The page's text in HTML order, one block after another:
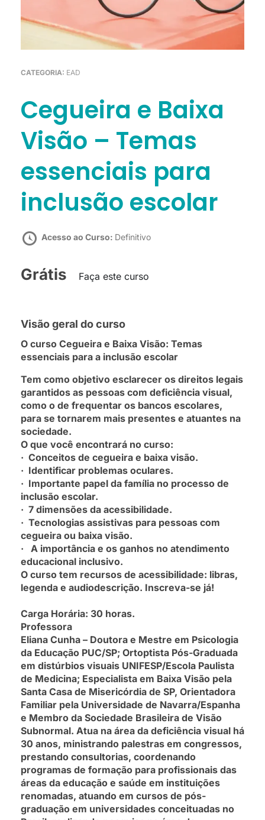
CATEGORIA: EAD
Cegueira e Baixa
Visão – Temas
essenciais para
inclusão escolar
Acesso ao Curso: Definitivo
Grátis Faça este curso
Visão geral do curso
O curso Cegueira e Baixa Visão: Temas
essenciais para a inclusão escolar
Tem como objetivo esclarecer os direitos legais
garantidos as pessoas com deficiência visual,
como o de frequentar os bancos escolares,
para se tornarem mais presentes e atuantes na
sociedade.
O que você encontrará no curso:
· Conceitos de cegueira e baixa visão.
· Identificar problemas oculares.
· Importante papel da família no processo de
inclusão escolar.
· 7 dimensões da acessibilidade.
· Tecnologias assistivas para pessoas com
cegueira ou baixa visão.
· A importância e os ganhos no atendimento
educacional inclusivo.
O curso tem recursos de acessibilidade: libras,
legenda e audiodescrição. Inscreva-se já!
Carga Horária: 30 horas.
Professora
Eliana Cunha – Doutora e Mestre em Psicologia
da Educação PUC/SP; Ortoptista Pós-Graduada
em distúrbios visuais UNIFESP/Escola Paulista
de Medicina; Especialista em Baixa Visão pela
Santa Casa de Misericórdia de SP, Orientadora
Familiar pela Universidade de Navarra/Espanha
e Membro da Sociedade Brasileira de Visão
Subnormal. Atua na área da deficiência visual há
30 anos, ministrando palestras em congressos,
prestando consultorias, coordenando
programas de formação para profissionais das
áreas da educação e saúde em instituições
renomadas, atuando em cursos de pós-
graduação em universidades conceituadas no